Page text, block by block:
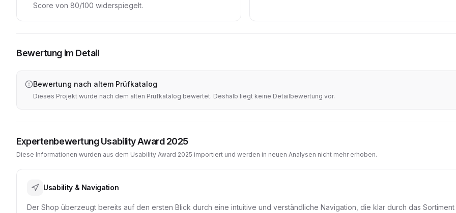
Score von 80/100 widerspiegelt.
Bewertung im Detail
Bewertung nach altem Prüfkatalog
Dieses Projekt wurde nach dem alten Prüfkatalog bewertet. Deshalb liegt keine Detailbewertung vor.
Expertenbewertung Usability Award 2025
Diese Informationen wurden aus dem Usability Award 2025 importiert und werden in neuen Analysen nicht mehr erhoben.
Usability & Navigation
Der Shop überzeugt bereits auf den ersten Blick durch eine intuitive und verständliche Navigation, die klar durch das Sortiment